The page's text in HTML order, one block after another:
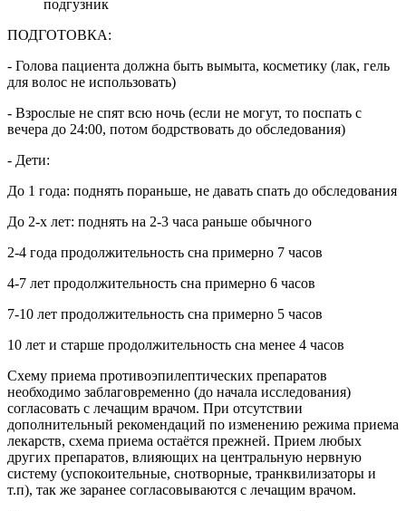
подгузник
ПОДГОТОВКА:
- Голова пациента должна быть вымыта, косметику (лак, гель
для волос не использовать)
- Взрослые не спят всю ночь (если не могут, то поспать с
вечера до 24:00, потом бодрствовать до обследования)
- Дети:
До 1 года: поднять пораньше, не давать спать до обследования
До 2-х лет: поднять на 2-3 часа раньше обычного
2-4 года продолжительность сна примерно 7 часов
4-7 лет продолжительность сна примерно 6 часов
7-10 лет продолжительность сна примерно 5 часов
10 лет и старше продолжительность сна менее 4 часов
Схему приема противоэпилептических препаратов
необходимо заблаговременно (до начала исследования)
согласовать с лечащим врачом. При отсутствии
дополнительный рекомендаций по изменению режима приема
лекарств, схема приема остаётся прежней. Прием любых
других препаратов, влияющих на центральную нервную
систему (успокоительные, снотворные, транквилизаторы и
т.п), так же заранее согласовываются с лечащим врачом.